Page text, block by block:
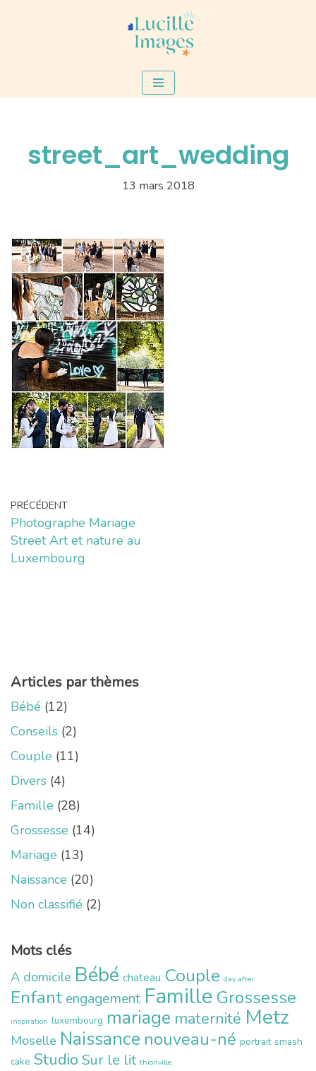
street_art_wedding
13 mars 2018
PRÉCÉDENT
Photographe Mariage
Street Art et nature au
Luxembourg
Articles par thèmes
Bébé (12)
Conseils (2)
Couple (11)
Divers (4)
Famille (28)
Grossesse (14)
Mariage (13)
Naissance (20)
Non classifié (2)
Mots clés
A domicile Bébé chateau Couple day after
Enfant engagement Famille Grossesse
inspiration luxembourg mariage maternité Metz
Moselle Naissance nouveau-né portrait smash
cake Studio Sur le lit thionville